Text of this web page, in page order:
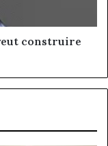
construire